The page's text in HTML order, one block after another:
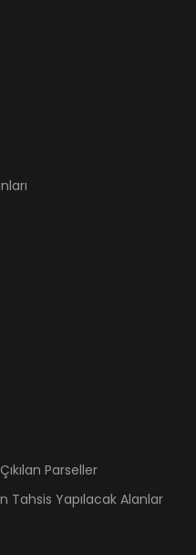
Parseller
Tahsis Yapılacak Alanlar